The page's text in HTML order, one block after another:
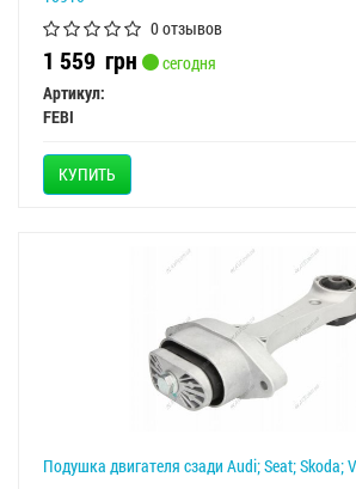
0 отзывов
1 559 грн
сегодня
Артикул:
FEBI
КУПИТЬ
Подушка двигателя сзади Audi; Seat; Skoda;